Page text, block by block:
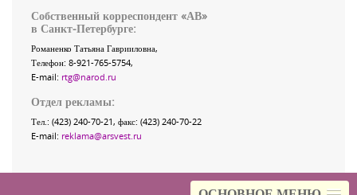
Собственный корреспондент «АВ»
в Санкт-Петербурге:
Романенко Татьяна Гаврииловна,
Телефон: 8-921-765-5754,
E-mail: rtg@narod.ru
Отдел рекламы:
Тел.: (423) 240-70-21, факс: (423) 240-70-22
E-mail: reklama@arsvest.ru